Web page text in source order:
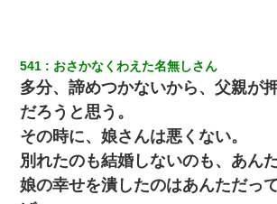
541 おさかなくわえた名無しさん
多分、諦めつかないから、父親が
だろうと思う。
その時に、娘さんは悪くない。
別れたのも結婚しないのも、あん
娘の幸せを潰したのはあんただっ